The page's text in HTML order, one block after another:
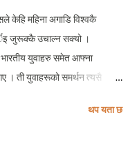
एक ढिक्...
केहि महिना अगाडि विश्वकै
जुरूक्कै उचाल्न सक्यो ।
भारतीय युवाहरु समेत आफ्ना
। ती युवाहरूको समर्थन त्यसै
लाग्यो भने पछिल्लो दशकदेखि २९
थप यता छ